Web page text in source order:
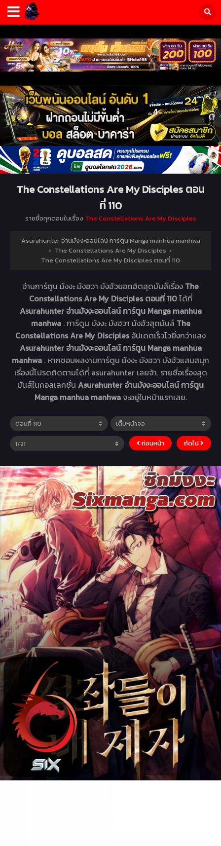
The Constellations Are My Disciples ตอน
ที่ 110
รายชื่อทุกตอนในเรื่อง The Constellations Are My Disciples
Asurahunter อ่านมังงะออนไลน์ การ์ตูน Manga manhua manhwa
› The Constellations Are My Disciples ›
The Constellations Are My Disciples ตอนที่ 110
อ่านการ์ตูน มังงะ มังฮวา มังฮัวยอดฮิตสุดมันส์เรื่อง The
Constellations Are My Disciples ตอนที่ 110ได้ที่
Asurahunter อ่านมังงะออนไลน์ การ์ตูน Manga manhua
manhwa . การ์ตูน มังงะ มังฮวา มังฮัวสุดมันส์ The
Constellations Are My Disciplesอัปเดตเร็วไวยิ่งกว่าแสง
Asurahunter อ่านมังงะออนไลน์ การ์ตูน Manga manhua
manhwa . หากชอบผลงานการ์ตูน มังงะ มังฮวา มังฮัวแสนสนุก
เรื่องนี้โปรดติดตามได้ที่ asurahunter เลยจ้า. รายชื่อเรื่องสุด
มันส์ในคอลเลคชั่น Asurahunter อ่านมังงะออนไลน์ การ์ตูน
Manga manhua manhwa จะอยู่ในหน้าแรกเลย.
ก่อนหน้า ถัดไป